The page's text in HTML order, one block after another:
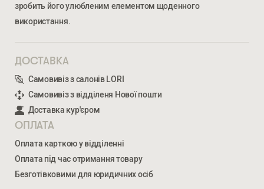
зробить його улюбленим елементом щоденного
використання.
ДОСТАВКА
Самовивіз з салонів LORI
Самовивіз з відділеня Нової пошти
Доставка кур'єром
ОПЛАТА
Оплата карткою у відділенні
Оплата під час отримання товару
Безготівковими для юридичних осіб
Ми відкриті для співпраці з компаніями, які займаються
облаштуванням житлової та комерційної нерухомості
ВВЕДІТЬ ВАШЕ ПРІЗВИЩЕ ТА ІМ’Я *
НОМЕР ТЕЛЕФОНУ *
ОТІС
4 195